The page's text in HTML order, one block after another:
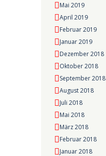
Mai 2019
April 2019
Februar 2019
Januar 2019
Dezember 2018
Oktober 2018
September 2018
August 2018
Juli 2018
Mai 2018
März 2018
Februar 2018
Januar 2018